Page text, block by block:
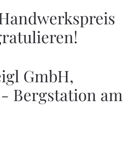
GmbH,
Bergstation am